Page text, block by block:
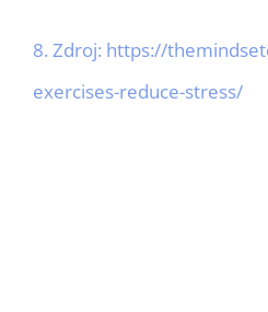
8. Zdroj: https://
exercises-reduce-stress/